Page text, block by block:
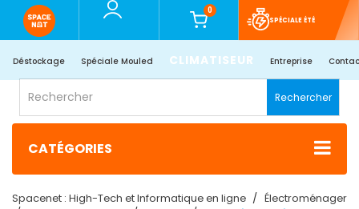
0
SPÉCIALE ÉTÉ
Déstockage Spéciale Mouled CLIMATISEUR Entreprise
Rechercher
CATÉGORIES
Spacenet : High-Tech et Informatique en ligne
Électroménager